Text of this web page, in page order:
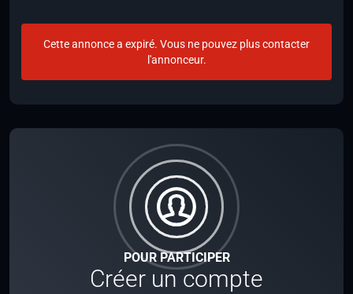
POUR PARTICIPER
Créer un compte
Cette annonce a expiré. Vous ne pouvez plus contacter
l'annonceur.